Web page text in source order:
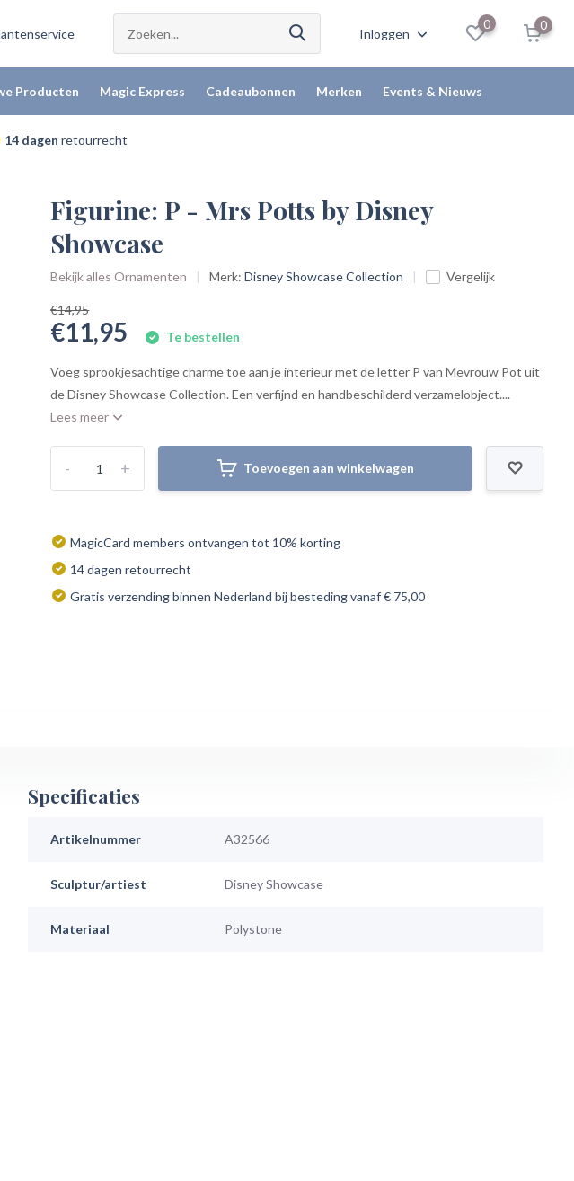
Inloggen
0 0
Producten Magic Express Cadeaubonnen Merken Events & Nieuws
14 dagen retourrecht
Figurine: P - Mrs Potts by Disney
Showcase
Bekijk alles Ornamenten Merk:Disney Showcase Collection Vergelijk
€14,95
€11,95 Te bestellen
Voeg sprookjesachtige charme toe aan je interieur met de letter P van Mevrouw Pot uit
de Disney Showcase Collection. Een verfijnd en handbeschilderd verzamelobject....
Lees meer
+
- Toevoegen aan winkelwagen
MagicCard members ontvangen tot 10% korting
14 dagen retourrecht
Gratis verzending binnen Nederland bij besteding vanaf € 75,00
Specificaties
Artikelnummer A32566
Sculptur/artiest Disney Showcase
Materiaal Polystone